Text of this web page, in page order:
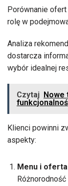
Porównanie
rolę w
Analiza
dostarcza
wybór idealnej
Czytaj Nowe
Klienci powinni
aspekty:
Menu i